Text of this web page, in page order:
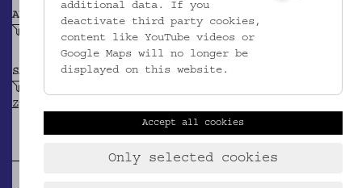
ABBILDUNG
Geometrisches Motiv
SAMMLUNG
Zypern
additional data. If you
deactivate third party cookies,
content like YouTube videos or
Google Maps will no longer be
displayed on this website.
Accept all cookies
Only selected cookies